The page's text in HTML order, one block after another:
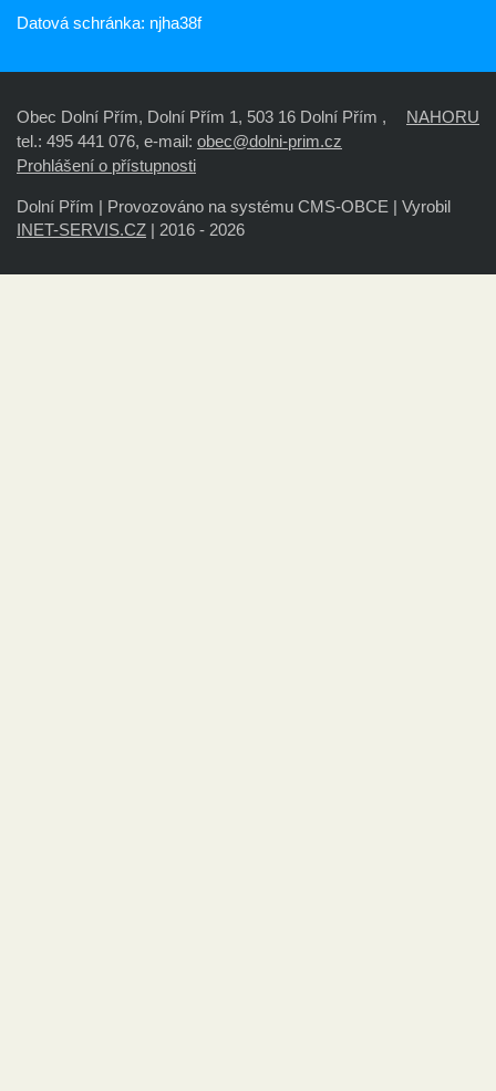
Datová schránka: njha38f
NAHORU
Obec Dolní Přím, Dolní Přím 1, 503 16 Dolní Přím ,
tel.: 495 441 076, e-mail: obec@dolni-prim.cz
Prohlášení o přístupnosti
Dolní Přím | Provozováno na systému CMS-OBCE | Vyrobil
INET-SERVIS.CZ | 2016 - 2026